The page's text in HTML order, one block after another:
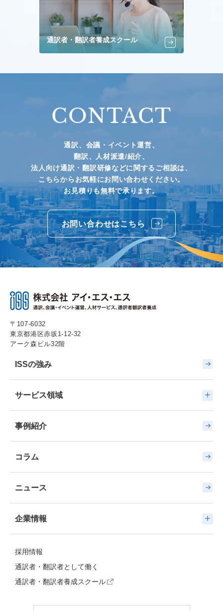
通訳者・翻訳者養成スクール
CONTACT
通訳、会議・イベント運営、
翻訳、人材派遣/紹介、
法人向け通訳・翻訳研修などに関するご相談は、
こちらからお気軽にお問い合わせください。
お見積りも無料で承ります。
お問い合わせはこちら
〒107-6032
東京都港区赤坂1-12-32
アーク森ビル32階
ISSの強み
サービス領域
事例紹介
コラム
ニュース
企業情報
採用情報
通訳者・翻訳者として働く
通訳者・翻訳者養成スクール